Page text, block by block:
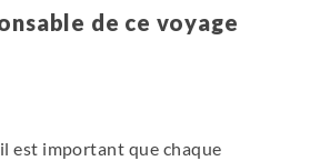
de ce voyage
est important que chaque